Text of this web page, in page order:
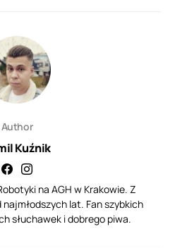
Author
Kuźnik
na AGH w Krakowie. Z
lat. Fan szybkich
słuchawek i dobrego piwa.